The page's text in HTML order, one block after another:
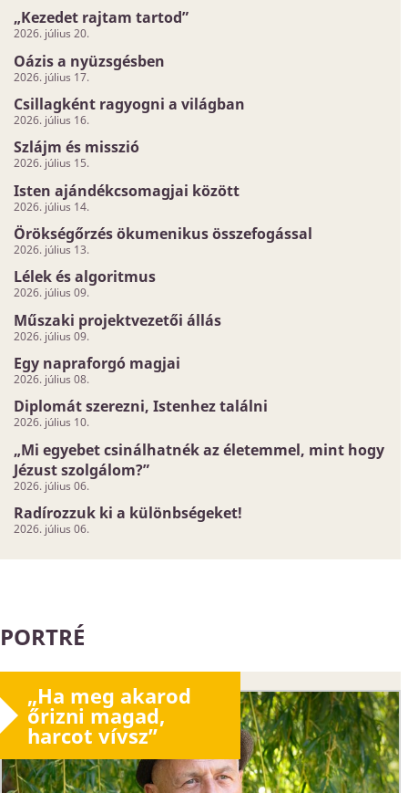
„Kezedet rajtam tartod”
2026. július 20.
Oázis a nyüzsgésben
2026. július 17.
Csillagként ragyogni a világban
2026. július 16.
Szlájm és misszió
2026. július 15.
Isten ajándékcsomagjai között
2026. július 14.
Örökségőrzés ökumenikus összefogással
2026. július 13.
Lélek és algoritmus
2026. július 09.
Műszaki projektvezetői állás
2026. július 09.
Egy napraforgó magjai
2026. július 08.
Diplomát szerezni, Istenhez találni
2026. július 10.
„Mi egyebet csinálhatnék az életemmel, mint hogy
Jézust szolgálom?”
2026. július 06.
Radírozzuk ki a különbségeket!
2026. július 06.
PORTRÉ
„Ha meg akarod
őrizni magad,
harcot vívsz”